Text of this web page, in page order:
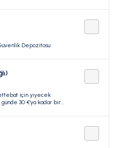
Depozitosu
için yiyecek
günde 30 €'ya kadar bir
misafirlerle karada